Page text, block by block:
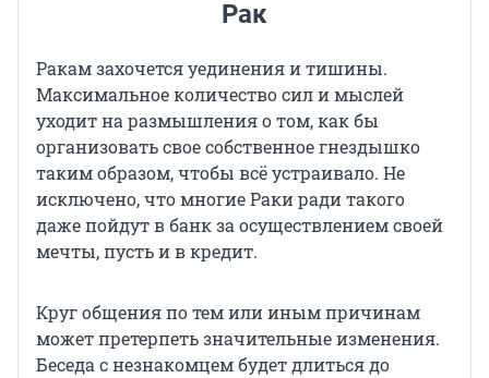
Рак
Ракам захочется уединения и тишины.
Максимальное количество сил и мыслей
уходит на размышления о том, как бы
организовать свое собственное гнездышко
таким образом, чтобы всё устраивало. Не
исключено, что многие Раки ради такого
даже пойдут в банк за осуществлением своей
мечты, пусть и в кредит.
Круг общения по тем или иным причинам
может претерпеть значительные изменения.
Беседа с незнакомцем будет длиться до